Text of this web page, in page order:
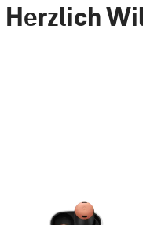
Herzlich